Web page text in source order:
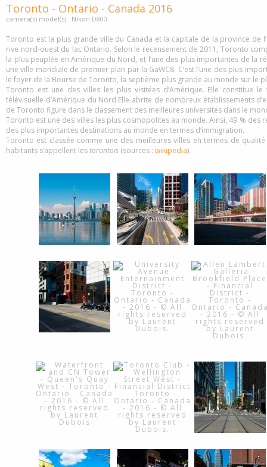
Toronto - Ontario - Canada 2016
camera(s) model(s) : Nikon D800
Toronto est la plus grande ville du Canada et la capitale de la province de
rive nord-ouest du lac Ontario. Selon le recensement de 2011, Toronto
la plus peuplée en Amérique du Nord, et l’une des plus importantes de la
une ville mondiale de premier plan par la GaWC8. C’est l’une des plus
le foyer de la Bourse de Toronto, la septième plus grande au monde sur le
Toronto est une des villes les plus visitées d’Amérique. Elle constitue
télévisuelle d’Amérique du Nord.Elle abrite de nombreux établissements
de Toronto figure dans le classement des meilleures universités dans le
Toronto est une des villes les plus cosmopolites au monde. Ainsi, 49 % des
des plus importantes destinations au monde en termes d’immigration.
Toronto est classée comme une des meilleures villes en termes de
habitants s’appellent lestorontois (sources : wikipedia).